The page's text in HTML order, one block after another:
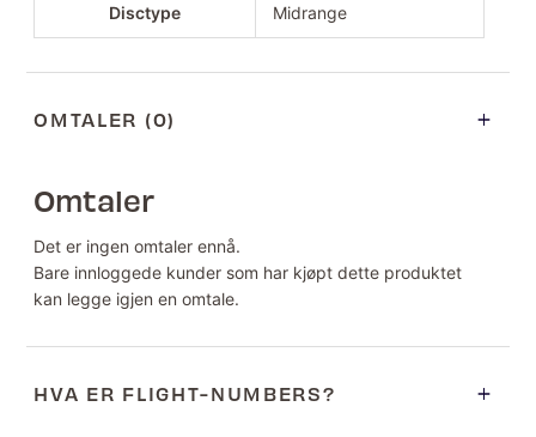
Disctype Midrange
OMTALER (0)
Omtaler
Det er ingen omtaler ennå.
Bare innloggede kunder som har kjøpt dette produktet
kan legge igjen en omtale.
HVA ER FLIGHT-NUMBERS?